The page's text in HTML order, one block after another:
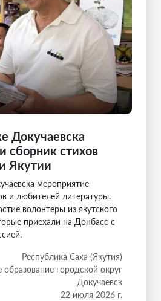
Докучаевска
сборник стихов
Якутии
мероприятие
и любителей литературы.
волонтеры из якутского
приехали на Донбасс с
Республика Саха (Якутия)
городской округ
Докучаевск
22 июля 2026 г.